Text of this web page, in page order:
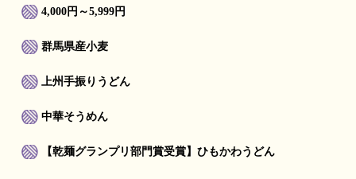
4,000円～5,999円
群馬県産小麦
上州手振りうどん
中華そうめん
【乾麺グランプリ部門賞受賞】ひもかわうどん